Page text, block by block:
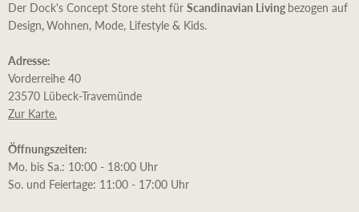
Der Dock's Concept Store steht für Scandinavian Living bezogen auf
Design,Wohnen, Mode, Lifestyle & Kids.
Adresse:
Vorderreihe 40
23570 Lübeck-Travemünde
Zur Karte.
Öffnungszeiten:
Mo. bis Sa.: 10:00 - 18:00 Uhr
So. und Feiertage: 11:00 - 17:00 Uhr